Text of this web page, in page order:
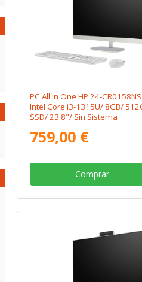
PC All in One HP 24-CR0158NS
Intel Core i3-1315U/ 8GB/
SSD/ 23.8"/ Sin Sistema
759,00 €
Comprar